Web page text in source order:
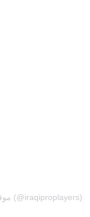
Ett inlägg delat av IQ PRO | موقع المحترفين (@iraqiproplayers)